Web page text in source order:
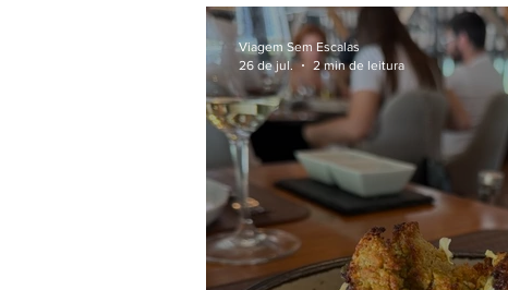
Viagem Sem Escalas
26 de jul.
2 min de leitura